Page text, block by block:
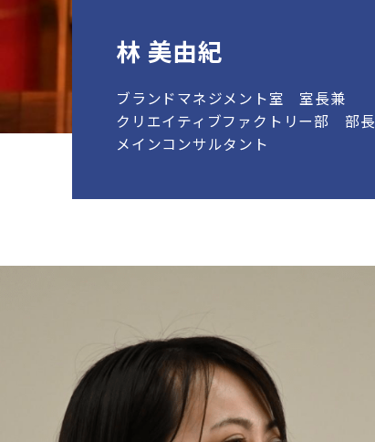
林 美由紀
ブランドマネジメント室 室長兼
クリエイティブファクトリー部 部長
メインコンサルタント